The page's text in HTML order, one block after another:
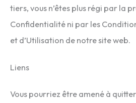
tiers, vous n’êtes plus régi par la
Confidentialité ni par les
et d’Utilisation de notre site web.
Liens
Vous pourriez être amené à